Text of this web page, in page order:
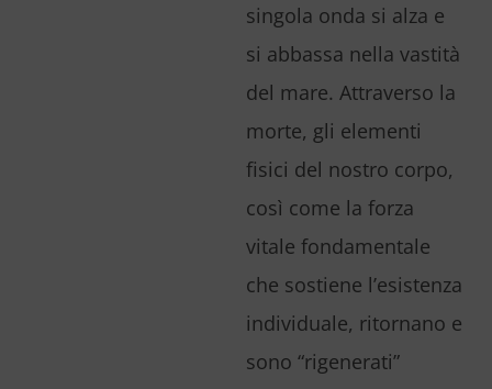
singola onda si alza e
si abbassa nella vastità
del mare. Attraverso la
morte, gli elementi
fisici del nostro corpo,
così come la forza
vitale fondamentale
che sostiene l’esistenza
individuale, ritornano e
sono “rigenerati”